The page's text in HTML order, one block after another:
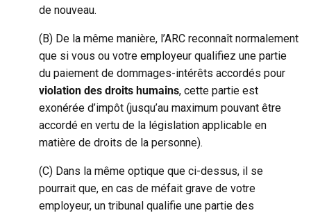
de nouveau.
(B) De la même manière, l’ARC reconnaît normalement
que si vous ou votre employeur qualifiez une partie
du paiement de dommages-intérêts accordés pour
violation des droits humains, cette partie est
exonérée d’impôt (jusqu’au maximum pouvant être
accordé en vertu de la législation applicable en
matière de droits de la personne).
(C) Dans la même optique que ci-dessus, il se
pourrait que, en cas de méfait grave de votre
employeur, un tribunal qualifie une partie des